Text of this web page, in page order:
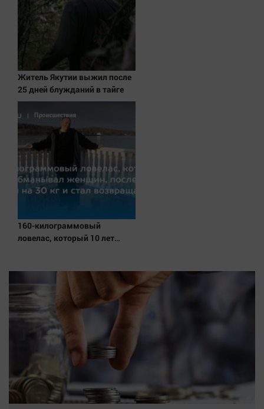
Житель Якутии выжил после
25 дней блужданий в тайге
160-килограммовый
ловелас, который 10 лет
возвращать долги